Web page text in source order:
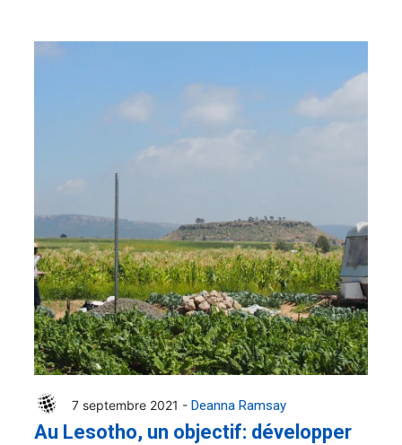
7 septembre 2021 - Deanna Ramsay
Au Lesotho, un objectif: développer